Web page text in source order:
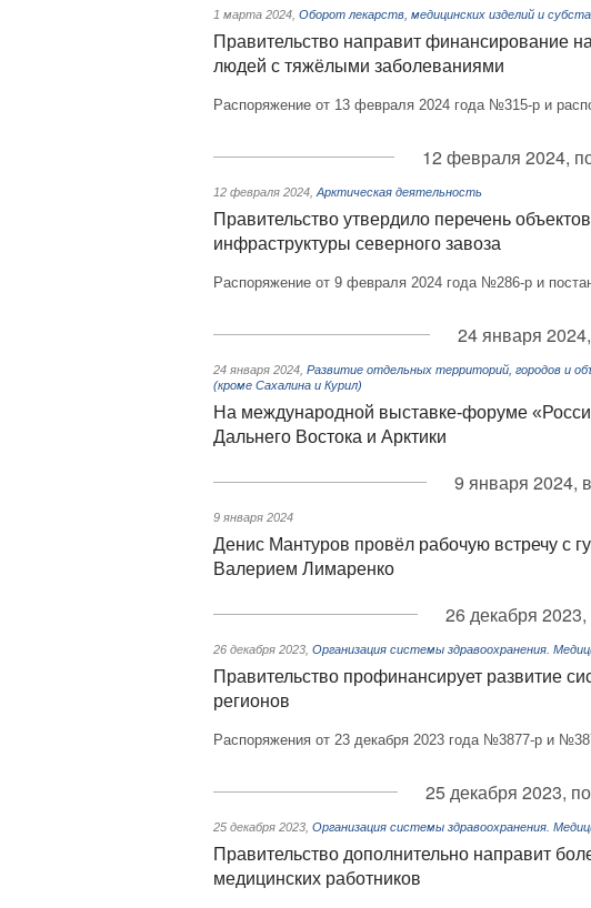
1 марта 2024 Оборот лекарств, медицинских изделий и
Правительство направит финансирование
людей с тяжёлыми заболеваниями
Распоряжение от 13 февраля 2024 года №315-р и
12 февраля 2024,
12 февраля 2024 Арктическая деятельность
Правительство утвердило перечень
инфраструктуры северного завоза
Распоряжение от 9 февраля 2024 года №286-р и
24 января
24 января 2024 Развитие отдельных территорий, городов и
(кроме Сахалина и Курил)
На международной выставке-форуме
Дальнего Востока и Арктики
9 января 2024,
9 января 2024
Денис Мантуров провёл рабочую встречу с
Валерием Лимаренко
26 декабря 2023,
26 декабря 2023 Организация системы здравоохранения.
Правительство профинансирует развитие
регионов
Распоряжения от 23 декабря 2023 года №3877-р и
25 декабря 2023,
25 декабря 2023 Организация системы здравоохранения.
Правительство дополнительно направит
медицинских работников